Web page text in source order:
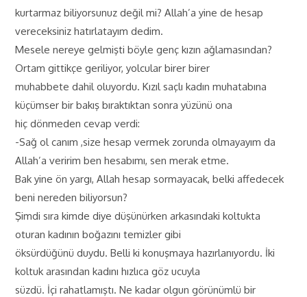
kurtarmaz biliyorsunuz değil mi? Allah’a yine de hesap
vereceksiniz hatırlatayım dedim.
Mesele nereye gelmişti böyle genç kızın ağlamasından?
Ortam gittikçe geriliyor, yolcular birer birer
muhabbete dahil oluyordu. Kızıl saçlı kadın muhatabına
küçümser bir bakış bıraktıktan sonra yüzünü ona
hiç dönmeden cevap verdi:
-Sağ ol canım ,size hesap vermek zorunda olmayayım da
Allah’a veririm ben hesabımı, sen merak etme.
Bak yine ön yargı, Allah hesap sormayacak, belki affedecek
beni nereden biliyorsun?
Şimdi sıra kimde diye düşünürken arkasındaki koltukta
oturan kadının boğazını temizler gibi
öksürdüğünü duydu. Belli ki konuşmaya hazırlanıyordu. İki
koltuk arasından kadını hızlıca göz ucuyla
süzdü. İçi rahatlamıştı. Ne kadar olgun görünümlü bir